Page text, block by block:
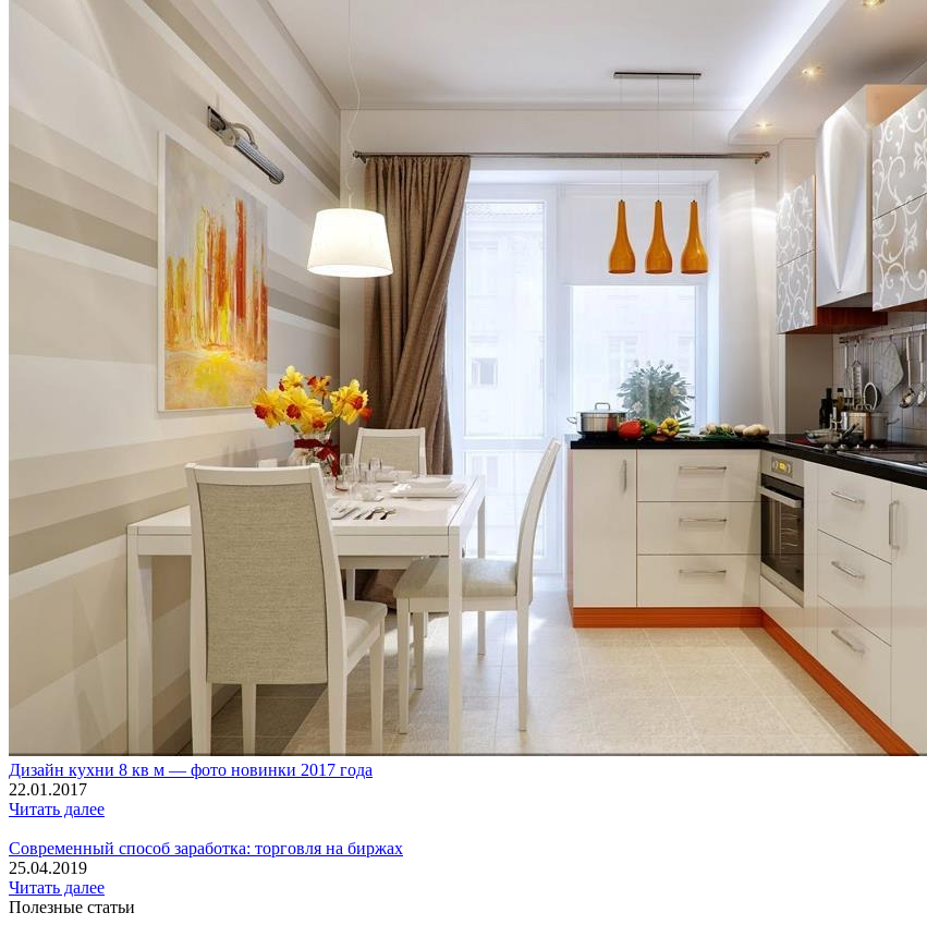
Дизайн кухни 8 кв м — фото новинки 2017 года
22.01.2017
Читать далее
Современный способ заработка: торговля на биржах
25.04.2019
Читать далее
Полезные статьи